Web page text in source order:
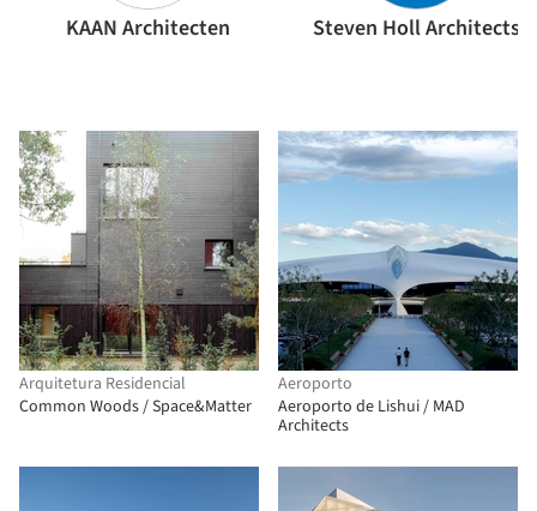
KAAN Architecten Steven Holl Architects
Arquitetura Residencial
Common Woods / Space&Matter
Aeroporto
Aeroporto de Lishui / MAD
Architects